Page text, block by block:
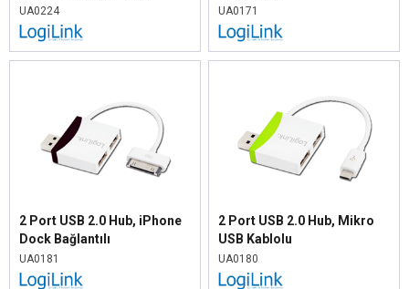
UA0224 UA0171
2 Port USB 2.0 Hub, iPhone
Dock Bağlantılı
UA0181
2 Port USB 2.0 Hub, Mikro
USB Kablolu
UA0180